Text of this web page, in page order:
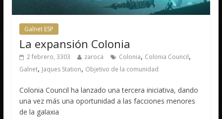
Galnet ESP
La expansión Colonia
2 febrero, 3303 zaroca Colonia, Colonia Council,
Galnet, Jaques Station, Objetivo de la comunidad
Colonia Council ha lanzado una tercera iniciativa, dando
una vez más una oportunidad a las facciones menores
de la galaxia